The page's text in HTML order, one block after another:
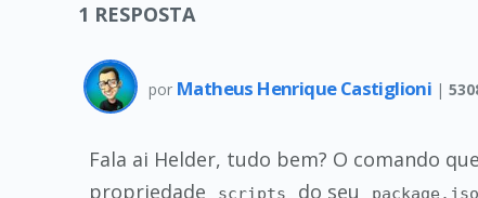
1 RESPOSTA
por Matheus Henrique Castiglioni |
Fala ai Helder, tudo bem? O comando
propriedade
scripts do seu